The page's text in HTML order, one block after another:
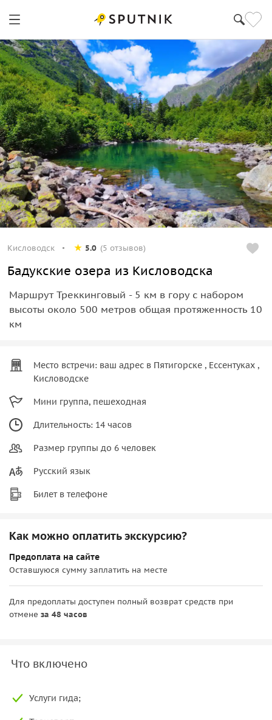
Кисловодск 5.0 (5 отзывов)
Бадукские озера из Кисловодска
Маршрут Треккинговый - 5 км в гору с набором
высоты около 500 метров общая протяженность 10
км
Место встречи: ваш адрес в Пятигорске , Ессентуках ,
Кисловодске
Мини группа, пешеходная
Длительность: 14 часов
Размер группы до 6 человек
Русский язык
Билет в телефоне
Как можно оплатить экскурсию?
Предоплата на сайте
Оставшуюся сумму заплатить на месте
Для предоплаты доступен полный возврат средств при
отмене за 48 часов
Что включено
Услуги гида;